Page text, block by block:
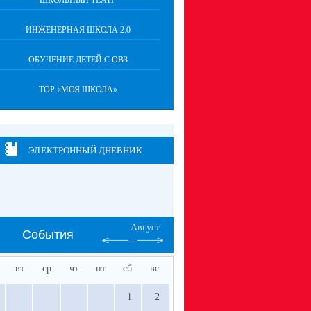
ИНЖЕНЕРНАЯ ШКОЛА 2.0
ОБУЧЕНИЕ ДЕТЕЙ С ОВЗ
ТОР «МОЯ ШКОЛА»
ЭЛЕКТРОННЫЙ ДНЕВНИК
События
Август
вт ср чт пт сб вс
1 2